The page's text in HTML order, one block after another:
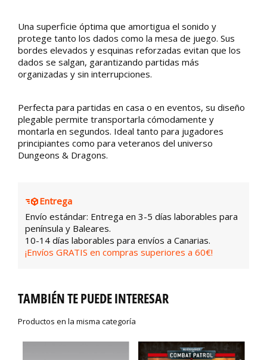
Una superficie óptima que amortigua el sonido y
protege tanto los dados como la mesa de juego. Sus
bordes elevados y esquinas reforzadas evitan que los
dados se salgan, garantizando partidas más
organizadas y sin interrupciones.
Perfecta para partidas en casa o en eventos, su diseño
plegable permite transportarla cómodamente y
montarla en segundos. Ideal tanto para jugadores
principiantes como para veteranos del universo
Dungeons & Dragons.
Entrega
Envío estándar: Entrega en 3-5 días laborables para
península y Baleares.
10-14 días laborables para envíos a Canarias.
¡Envíos GRATIS en compras superiores a 60€!
TAMBIÉN TE PUEDE INTERESAR
Productos en la misma categoría